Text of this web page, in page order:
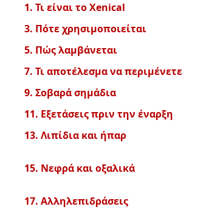
1. Τι είναι το Xenical
3. Πότε χρησιμοποιείται
5. Πώς λαμβάνεται
7. Τι αποτέλεσμα να περιμένετε
9. Σοβαρά σημάδια
11. Εξετάσεις πριν την έναρξη
13. Λιπίδια και ήπαρ
15. Νεφρά και οξαλικά
17. Αλληλεπιδράσεις